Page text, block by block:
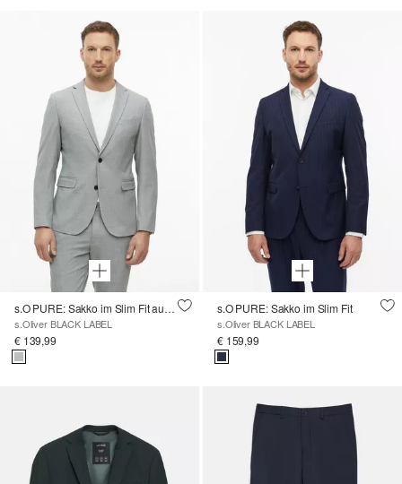
s.O PURE: Sakko im Slim Fit aus Strukturware
s.Oliver BLACK LABEL
€ 139,99
s.O PURE: Sakko im Slim Fit
s.Oliver BLACK LABEL
€ 159,99